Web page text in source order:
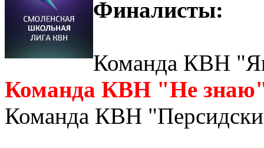
Финалисты:
Команда КВН
Команда КВН "Не
Команда КВН